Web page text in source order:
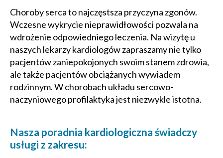
Choroby serca to najczęstsza przyczyna zgonów.
Wczesne wykrycie nieprawidłowości pozwala na
wdrożenie odpowiedniego leczenia. Na wizytę u
naszych lekarzy kardiologów zapraszamy nie tylko
pacjentów zaniepokojonych swoim stanem zdrowia,
ale także pacjentów obciążanych wywiadem
rodzinnym. W chorobach układu sercowo-
naczyniowego profilaktyka jest niezwykle istotna.
Nasza poradnia kardiologiczna świadczy
usługi z zakresu: